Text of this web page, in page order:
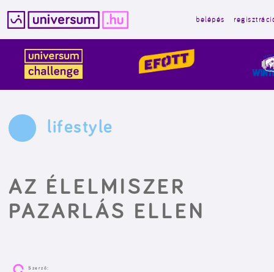
tartalomba
belépés
lifestyle
AZ ÉLELMISZER
PAZARLÁS ELLEN
Szerző: